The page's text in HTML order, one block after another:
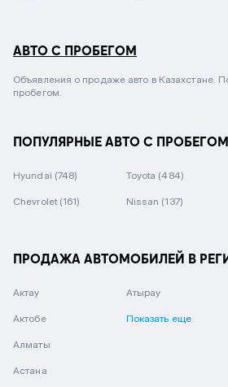
АВТО С ПРОБЕГОМ
Объявления о продаже авто в Казахстане.
пробегом.
ПОПУЛЯРНЫЕ АВТО С ПРОБЕГОМ
Hyundai (748) Toyota (484)
Chevrolet (161) Nissan (137)
ПРОДАЖА АВТОМОБИЛЕЙ В
Актау
Актобе
Алматы
Астана
Атырау
Показать еще